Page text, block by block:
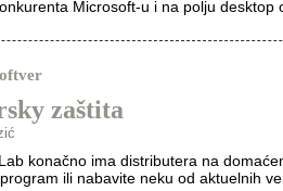
Microsoft-u i na polju desktop
zaštita
konačno ima distributera na
ili nabavite neku od aktuelnih